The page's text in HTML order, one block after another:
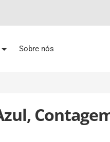
Sobre nós